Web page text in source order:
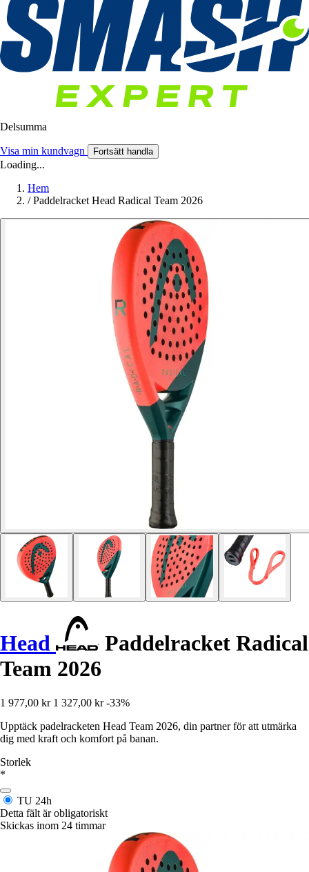
Delsumma
Visa min kundvagn Fortsätt handla
Loading...
Hem
/ Paddelracket Head Radical Team 2026
Head
Paddelracket Radical
Team 2026
1 977,00 kr 1 327,00 kr -33%
Upptäck padelracketen Head Team 2026, din partner för att utmärka
dig med kraft och komfort på banan.
Storlek
*
TU 24h
Detta fält är obligatoriskt
Skickas inom 24 timmar